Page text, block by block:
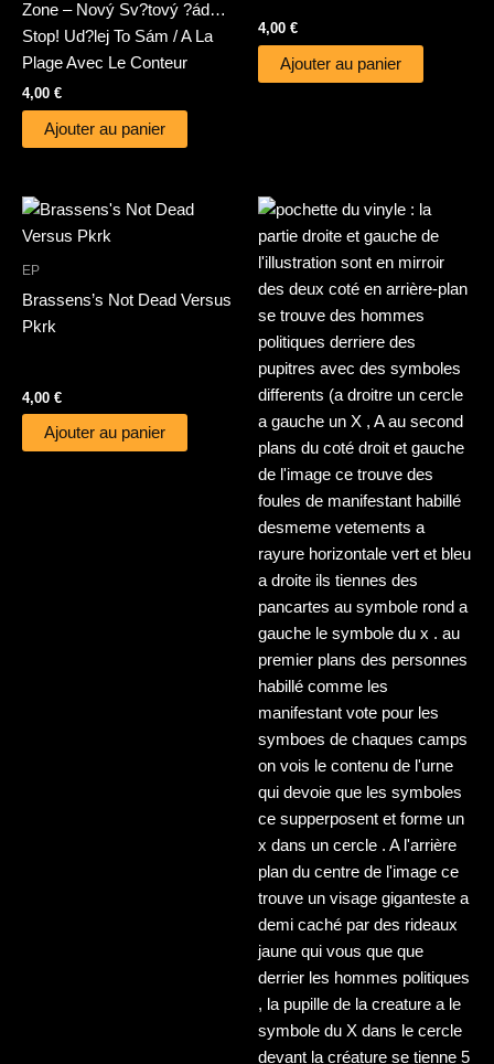
Zone – Nový Sv?tový ?ád…
Stop! Ud?lej To Sám / A La
Plage Avec Le Conteur
4,00 €
Ajouter au panier
4,00 €
Ajouter au panier
EP
Brassens’s Not Dead Versus
Pkrk
4,00 €
Ajouter au panier